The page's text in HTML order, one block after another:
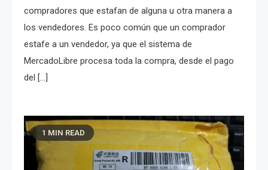
compradores que estafan de alguna u otra manera a
los vendedores. Es poco común que un comprador
estafe a un vendedor, ya que el sistema de
MercadoLibre procesa toda la compra, desde el pago
del […]
1 MIN READ